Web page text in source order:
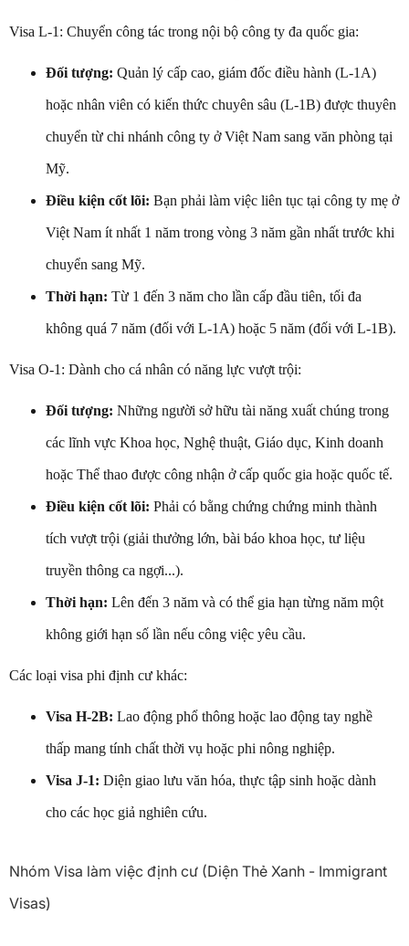
Visa L-1: Chuyển công tác trong nội bộ công ty đa quốc gia:
Đối tượng: Quản lý cấp cao, giám đốc điều hành (L-1A)
hoặc nhân viên có kiến thức chuyên sâu (L-1B) được thuyên
chuyển từ chi nhánh công ty ở Việt Nam sang văn phòng tại
Mỹ.
Điều kiện cốt lõi: Bạn phải làm việc liên tục tại công ty mẹ ở
Việt Nam ít nhất 1 năm trong vòng 3 năm gần nhất trước khi
chuyển sang Mỹ.
Thời hạn: Từ 1 đến 3 năm cho lần cấp đầu tiên, tối đa
không quá 7 năm (đối với L-1A) hoặc 5 năm (đối với L-1B).
Visa O-1: Dành cho cá nhân có năng lực vượt trội:
Đối tượng: Những người sở hữu tài năng xuất chúng trong
các lĩnh vực Khoa học, Nghệ thuật, Giáo dục, Kinh doanh
hoặc Thể thao được công nhận ở cấp quốc gia hoặc quốc tế.
Điều kiện cốt lõi: Phải có bằng chứng chứng minh thành
tích vượt trội (giải thưởng lớn, bài báo khoa học, tư liệu
truyền thông ca ngợi...).
Thời hạn: Lên đến 3 năm và có thể gia hạn từng năm một
không giới hạn số lần nếu công việc yêu cầu.
Các loại visa phi định cư khác:
Visa H-2B: Lao động phổ thông hoặc lao động tay nghề
thấp mang tính chất thời vụ hoặc phi nông nghiệp.
Visa J-1: Diện giao lưu văn hóa, thực tập sinh hoặc dành
cho các học giả nghiên cứu.
Nhóm Visa làm việc định cư (Diện Thẻ Xanh - Immigrant
Visas)